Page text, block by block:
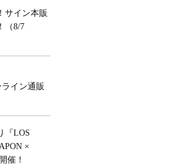
サイン本販
（8/7
イン通販
『LOS
×
催！